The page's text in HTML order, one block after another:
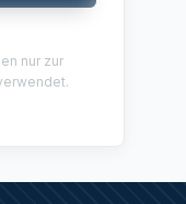
nur zur